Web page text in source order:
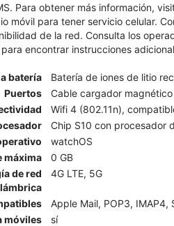
Para obtener más información,
móvil para tener servicio celular.
de la red. Consulta los
encontrar instrucciones
batería
Batería de iones de litio
Puertos
Cable cargador magnético
Wifi 4 (802.11n),
Chip S10 con procesador
watchOS
máxima
0 GB
de red
4G LTE, 5G
Apple Mail, POP3, IMAP4,
móviles
sí